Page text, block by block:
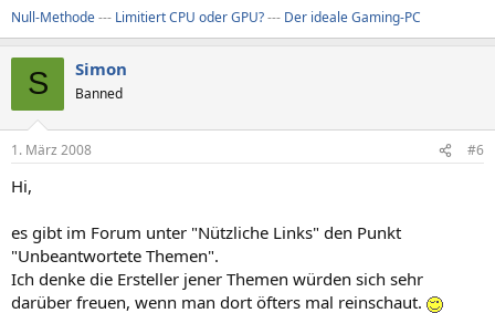
Null-Methode--- Limitiert CPU oder GPU?--- Der ideale Gaming-PC
S Simon
Banned
1. März 2008 #6
Hi,
es gibt im Forum unter "Nützliche Links" den Punkt
"Unbeantwortete Themen".
Ich denke die Ersteller jener Themen würden sich sehr
darüber freuen, wenn man dort öfters mal reinschaut.